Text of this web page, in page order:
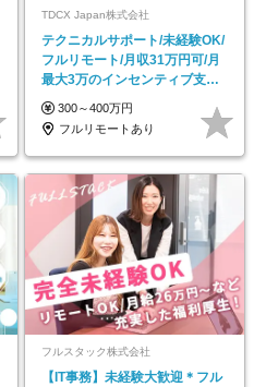
TDCX Japan株式会社
テクニカルサポート/未経験OK/
フルリモート/月収31万円可/月
最大3万のインセンティブ支給/
平均年齢33歳
300～400万円
フルリモートあり
フルスタック株式会社
【IT事務】未経験大歓迎＊フル